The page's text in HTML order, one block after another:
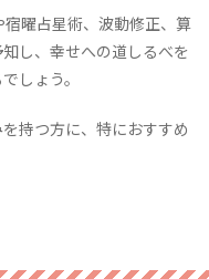
曜占星術、波動修正、算
し、幸せへの道しるべを
しょう。
持つ方に、特におすすめ